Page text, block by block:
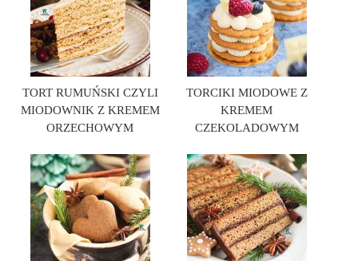
TORT RUMUŃSKI CZYLI
MIODOWNIK Z KREMEM
ORZECHOWYM
TORCIKI MIODOWE Z
KREMEM
CZEKOLADOWYM